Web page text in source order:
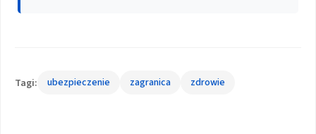
Tagi: ubezpieczenie zagranica zdrowie